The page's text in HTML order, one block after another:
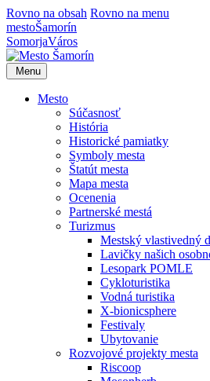
Rovno na obsah Rovno na menu
mestoŠamorín
SomorjaVáros
Menu
Mesto
Súčasnosť
História
Historické pamiatky
Symboly mesta
Štatút mesta
Mapa mesta
Ocenenia
Partnerské mestá
Turizmus
Mestský vlastivedný
Lavičky našich
Lesopark POMLE
Cykloturistika
Vodná turistika
X-bionicsphere
Festivaly
Ubytovanie
Rozvojové projekty mesta
Riscoop